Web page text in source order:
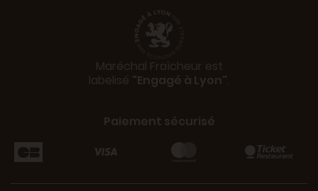
Maréchal Fraîcheur est
labelisé "Engagé à Lyon".
Paiement sécurisé